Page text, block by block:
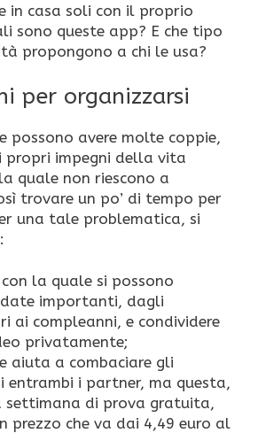
in casa soli con il proprio
sono queste app? E che tipo
propongono a chi le usa?
per organizzarsi
possono avere molte coppie,
propri impegni della vita
quale non riescono a
trovare un po’ di tempo per
una tale problematica, si
con la quale si possono
importanti, dagli
ai compleanni, e condividere
privatamente;
aiuta a combaciare gli
entrambi i partner, ma questa,
settimana di prova gratuita,
prezzo che va dai 4,49 euro al